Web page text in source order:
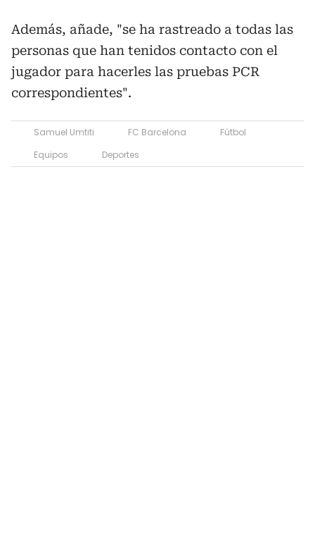
Además, añade, "se ha rastreado a todas las
personas que han tenidos contacto con el
jugador para hacerles las pruebas PCR
correspondientes".
Samuel Umtiti FC Barcelona
Fútbol
Equipos
Deportes